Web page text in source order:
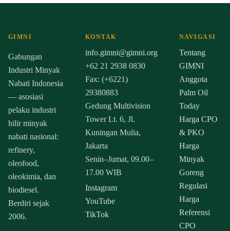
GIMNI
Gabungan
Industri Minyak
Nabati Indonesia
— asosiasi
pelaku industri
hilir minyak
nabati nasional:
refinery,
oleofood,
oleokimia, dan
biodiesel.
Berdiri sejak
2006.
KONTAK
info.gimni@gimni.org
+62 21 2938 0830
Fax: (+6221)
29380883
Gedung Multivision
Tower Lt. 6, Jl.
Kuningan Mulia,
Jakarta
Senin–Jumat, 09.00–
17.00 WIB
Instagram
YouTube
TikTok
NAVIGASI
Tentang
GIMNI
Anggota
Palm Oil
Today
Harga CPO
& PKO
Harga
Minyak
Goreng
Regulasi
Harga
Referensi
CPO